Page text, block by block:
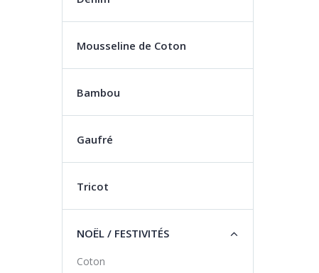
Mousseline de Coton
Bambou
Gaufré
Tricot
NOËL / FESTIVITÉS
Coton